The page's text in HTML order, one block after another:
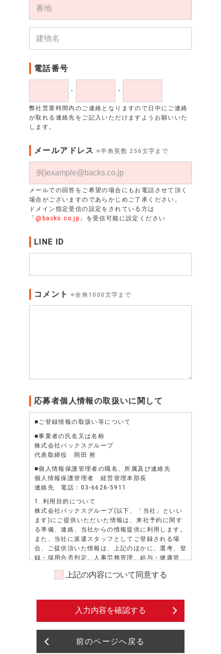
電話番号
- -
弊社営業時間内のご連絡となりますので日中にご連絡
が取れる連絡先をご記入いただけますようお願いいた
します。
メールアドレス ※半角英数 256文字まで
メールでの回答をご希望の場合にもお電話させて頂く
場合がございますのであらかじめご了承ください。
ドメイン指定受信の設定をされている方は
「@backs.co.jp 」を受信可能に設定ください
LINE ID
コメント ※全角1000文字まで
応募者個人情報の取扱いに関して
■ご登録情報の取扱い等について
■事業者の氏名又は名称
株式会社バックスグループ
代表取締役 岡田 努
■個人情報保護管理者の職名、所属及び連絡先
個人情報保護管理者 経営管理本部長
連絡先 電話：03-6626-5911
1. 利用目的について
株式会社バックスグループ(以下、「当社」といい
ます)にご提供いただいた情報は、来社予約に関す
る準備、連絡、当社からの情報提供に利用します。
また、当社に派遣スタッフとしてご登録される場
合、ご提供頂いた情報は、上記のほかに、選考、登
録・採用合否判定、人事労務管理、給与・健康管
遣先になろうとする者、又は紹介先若しくは紹介先
負・委託注文主への各種申請・報告等、当社の各種
情報（福利厚生、教育研修等）、資料の送付、提
供、その他、派遣業務、紹介業務管理等、及びこれ
評価情報については人事労務管理、及びこれに準ず
る目的に利用します。また、当社に派遣スタッフと
上記の内容について同意する
入力内容を確認する
前のページへ戻る